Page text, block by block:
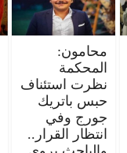
محامون:
المحكمة
نظرت استئناف
حبس باتريك
جورج وفي
انتظار القرار..